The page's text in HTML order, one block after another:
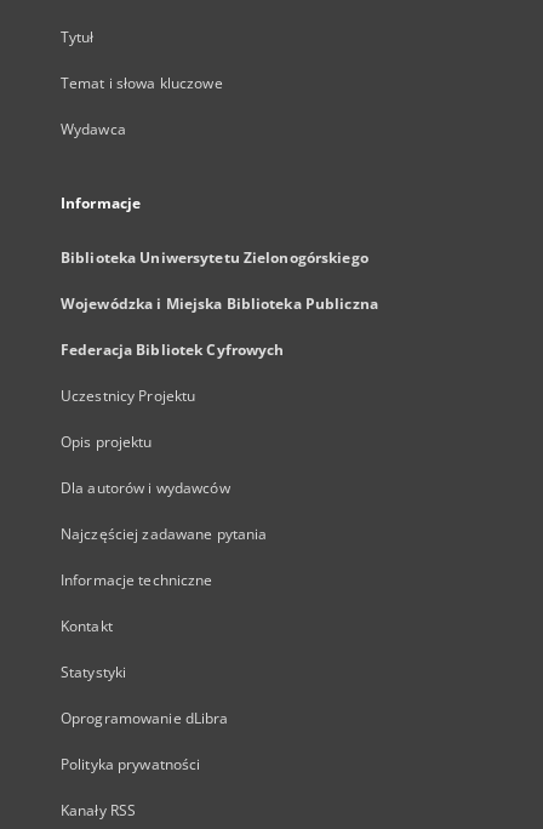
Tytuł
Temat i słowa kluczowe
Wydawca
Informacje
Biblioteka Uniwersytetu Zielonogórskiego
Wojewódzka i Miejska Biblioteka Publiczna
Federacja Bibliotek Cyfrowych
Uczestnicy Projektu
Opis projektu
Dla autorów i wydawców
Najczęściej zadawane pytania
Informacje techniczne
Kontakt
Statystyki
Oprogramowanie dLibra
Polityka prywatności
Kanały RSS